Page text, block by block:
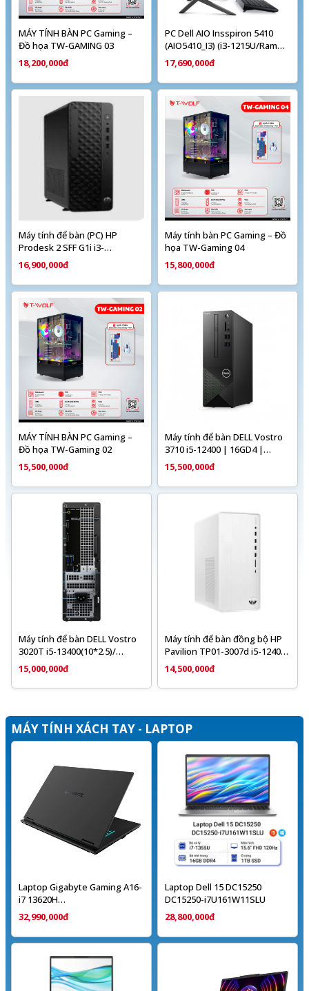
MÁY TÍNH BÀN PC Gaming –
Đồ họa TW-GAMING 03
18,200,000đ
PC Dell AIO Insspiron 5410
(AIO5410_I3) (i3-1215U/Ram
8GB/ Ổ cứng 256 SSD/KB-
M/Office + Win 11/ Màn hình
23.8" Full HD)
17,690,000đ
Máy tính để bàn (PC) HP
Prodesk 2 SFF G1i i3-
14100(4*3.5)/8G/256GSSD/WL/BT/KB/M/W11SL/
ĐEN (CU3A2AT)
16,900,000đ
Máy tính bàn PC Gaming – Đồ
họa TW-Gaming 04
15,800,000đ
MÁY TÍNH BÀN PC Gaming –
Đồ họa TW-Gaming 02
15,500,000đ
Máy tính để bàn DELL Vostro
3710 i5-12400 | 16GD4 |
512SSD | Intel® UHD
Graphics 730
15,500,000đ
Máy tính để bàn DELL Vostro
3020T i5-13400(10*2.5)/
Ram8GB/SSD 512GB/ Intel
UHD Graphics
15,000,000đ
Máy tính để bàn đồng bộ HP
Pavilion TP01-3007d i5-12400/
8GB/ 512GB SSD/ Win11/ USB
K&M/ Wlan ax+BT/ Intel
Graphics/ Snow White/ 1Y
14,500,000đ
MÁY TÍNH XÁCH TAY - LAPTOP
Laptop Gigabyte Gaming A16-
i7 13620H
/16GB/512GB/16"FHD/RTX4050
6GB/Win11
32,990,000đ
Laptop Dell 15 DC15250
DC15250-i7U161W11SLU
28,800,000đ